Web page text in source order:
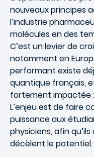
nouveaux principes
l’industrie
molécules en des
C’est un levier de
notamment en
performant existe
quantique français,
fortement impactée
L’enjeu est de faire
puissance aux
physiciens, afin
décèlent le potentiel.